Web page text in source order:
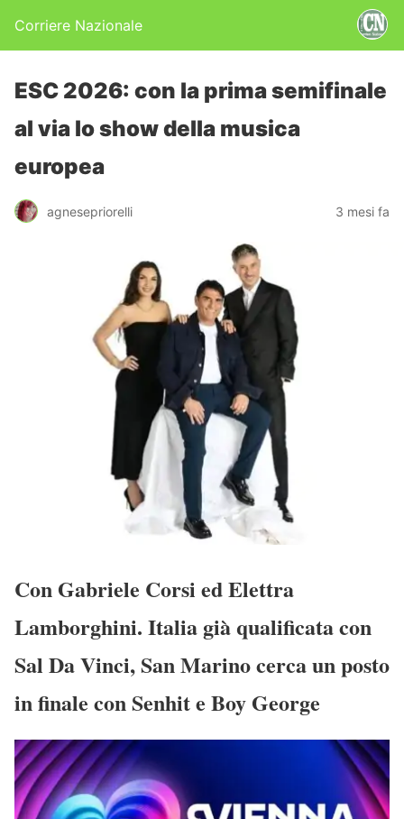
Corriere Nazionale
ESC 2026: con la prima semifinale
al via lo show della musica
europea
agnesepriorelli 3 mesi fa
Con Gabriele Corsi ed Elettra
Lamborghini. Italia già qualificata con
Sal Da Vinci, San Marino cerca un posto
in finale con Senhit e Boy George